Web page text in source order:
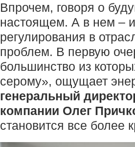
Впрочем, говоря о
настоящем. А в нем –
регулирования в
проблем. В первую
большинство из
серому», ощущает
генеральный
компании Олег
становится все более